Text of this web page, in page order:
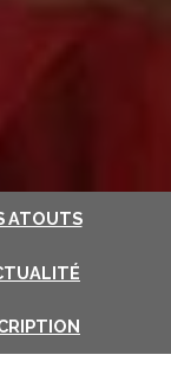
ATOUTS